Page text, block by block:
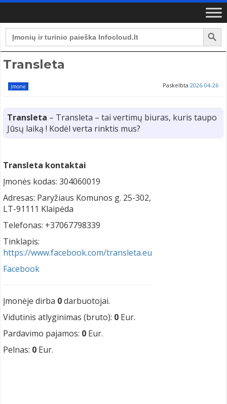
Search
for:
Search Button
Transleta
Įmonė Paskelbta 2026-04-26
Transleta – Transleta – tai vertimų biuras, kuris taupo
Jūsų laiką ! Kodėl verta rinktis mus?
Transleta kontaktai
Įmonės kodas: 304060019
Adresas: Paryžiaus Komunos g. 25-302,
LT-91111 Klaipėda
Telefonas: +37067798339
Tinklapis:
https://www.facebook.com/transleta.eu
Facebook
Įmonėje dirba 0darbuotojai.
Vidutinis atlyginimas (bruto): 0 Eur.
Pardavimo pajamos: 0 Eur.
Pelnas: 0 Eur.